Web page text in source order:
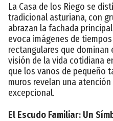
La Casa de los Riego se
tradicional asturiana, con
abrazan la fachada
evoca imágenes de
rectangulares que
visión de la vida cotidiana
que los vanos de pequeño
muros revelan una
excepcional.
El Escudo Familiar: Un